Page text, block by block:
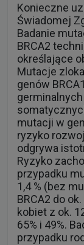
Konieczne
Świadomej
Badanie
BRCA2
określające
Mutacje
genów
mutacji w
ryzyko
odgrywa
Ryzyko
przypadku
1,4 % (bez
BRCA2 do
kobiet z ok.
65% i 49%.
przypadku